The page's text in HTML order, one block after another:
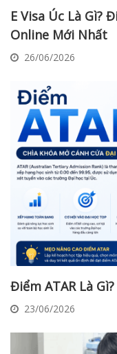
E Visa Úc Là Gì?
Online Mới Nhất
26/06/2026
Điểm ATAR Là
23/06/2026